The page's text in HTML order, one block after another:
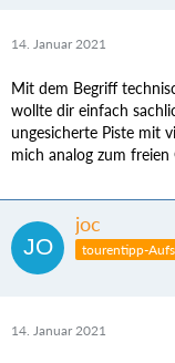
14. Januar 2021
Mit dem Begriff
wollte dir einfach
ungesicherte Piste mit
mich analog zum
joc
tourentipp-
14. Januar 2021